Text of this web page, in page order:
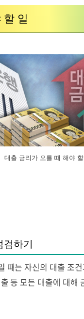
할 일
대출 금리가 오를 때 해야
하기
때는 자신의 대출 조
등 모든 대출에 대